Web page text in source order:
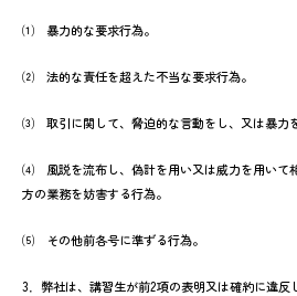
⑴ 暴力的な要求行為。
⑵ 法的な責任を超えた不当な要求行為。
⑶ 取引に関して、脅迫的な言動をし、又は暴力
⑷ 風説を流布し、偽計を用い又は威力を用いて
方の業務を妨害する行為。
⑸ その他前各号に準ずる行為。
3．弊社は、講習生が前2項の表明又は確約に違反